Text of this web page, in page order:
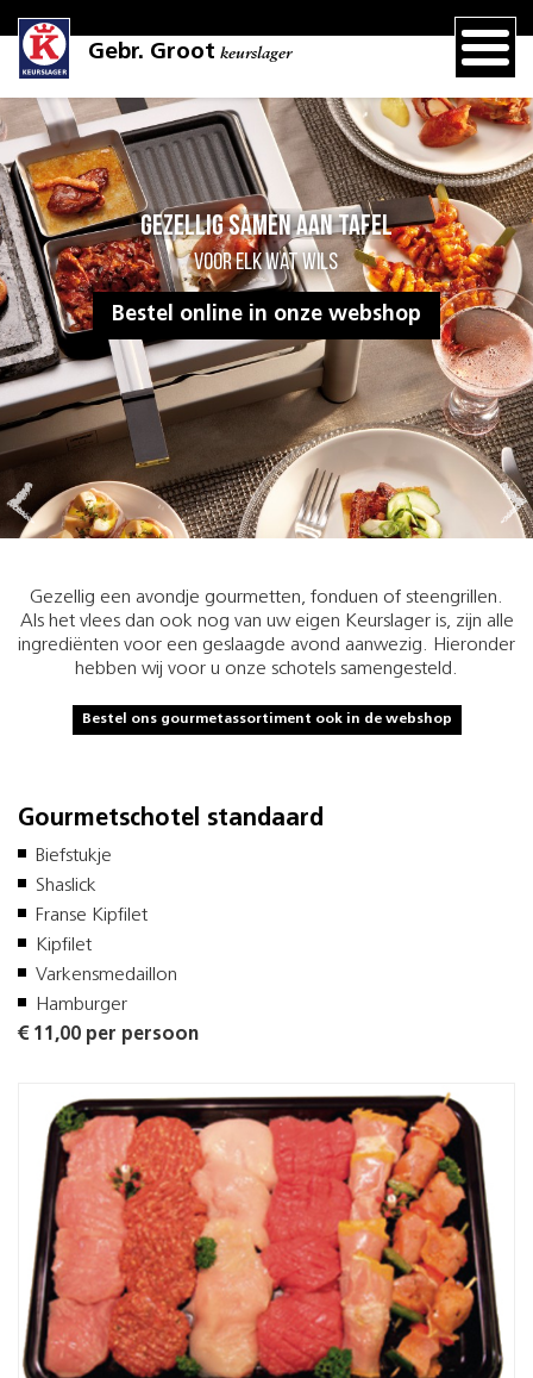
Gebr. Groot keurslager
Gezellig samen aan tafel
voor elk wat wils
Bestel online in onze webshop
Gezellig een avondje gourmetten, fonduen of steengrillen.
Als het vlees dan ook nog van uw eigen Keurslager is, zijn alle
ingrediënten voor een geslaagde avond aanwezig. Hieronder
hebben wij voor u onze schotels samengesteld.
Bestel ons gourmetassortiment ook in de webshop
Gourmetschotel standaard
Biefstukje
Shaslick
Franse Kipfilet
Kipfilet
Varkensmedaillon
Hamburger
€ 11,00 per persoon